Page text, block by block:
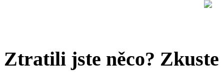
Ztratili jste něco? Zkuste